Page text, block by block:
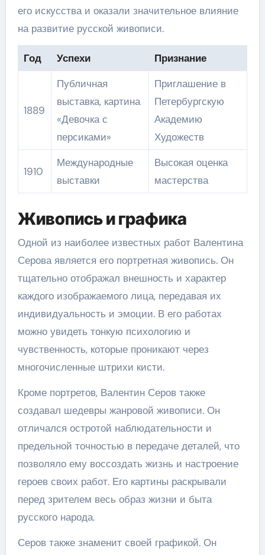
его искусства и оказали значительное влияние
на развитие русской живописи.
Год Успехи Признание
1889
Публичная
выставка, картина
«Девочка с
персиками»
Приглашение в
Петербургскую
Академию
Художеств
1910
Международные
выставки
Высокая оценка
мастерства
Живопись и графика
Одной из наиболее известных работ Валентина
Серова является его портретная живопись. Он
тщательно отображал внешность и характер
каждого изображаемого лица, передавая их
индивидуальность и эмоции. В его работах
можно увидеть тонкую психологию и
чувственность, которые проникают через
многочисленные штрихи кисти.
Кроме портретов, Валентин Серов также
создавал шедевры жанровой живописи. Он
отличался остротой наблюдательности и
предельной точностью в передаче деталей, что
позволяло ему воссоздать жизнь и настроение
героев своих работ. Его картины раскрывали
перед зрителем весь образ жизни и быта
русского народа.
Серов также знаменит своей графикой. Он